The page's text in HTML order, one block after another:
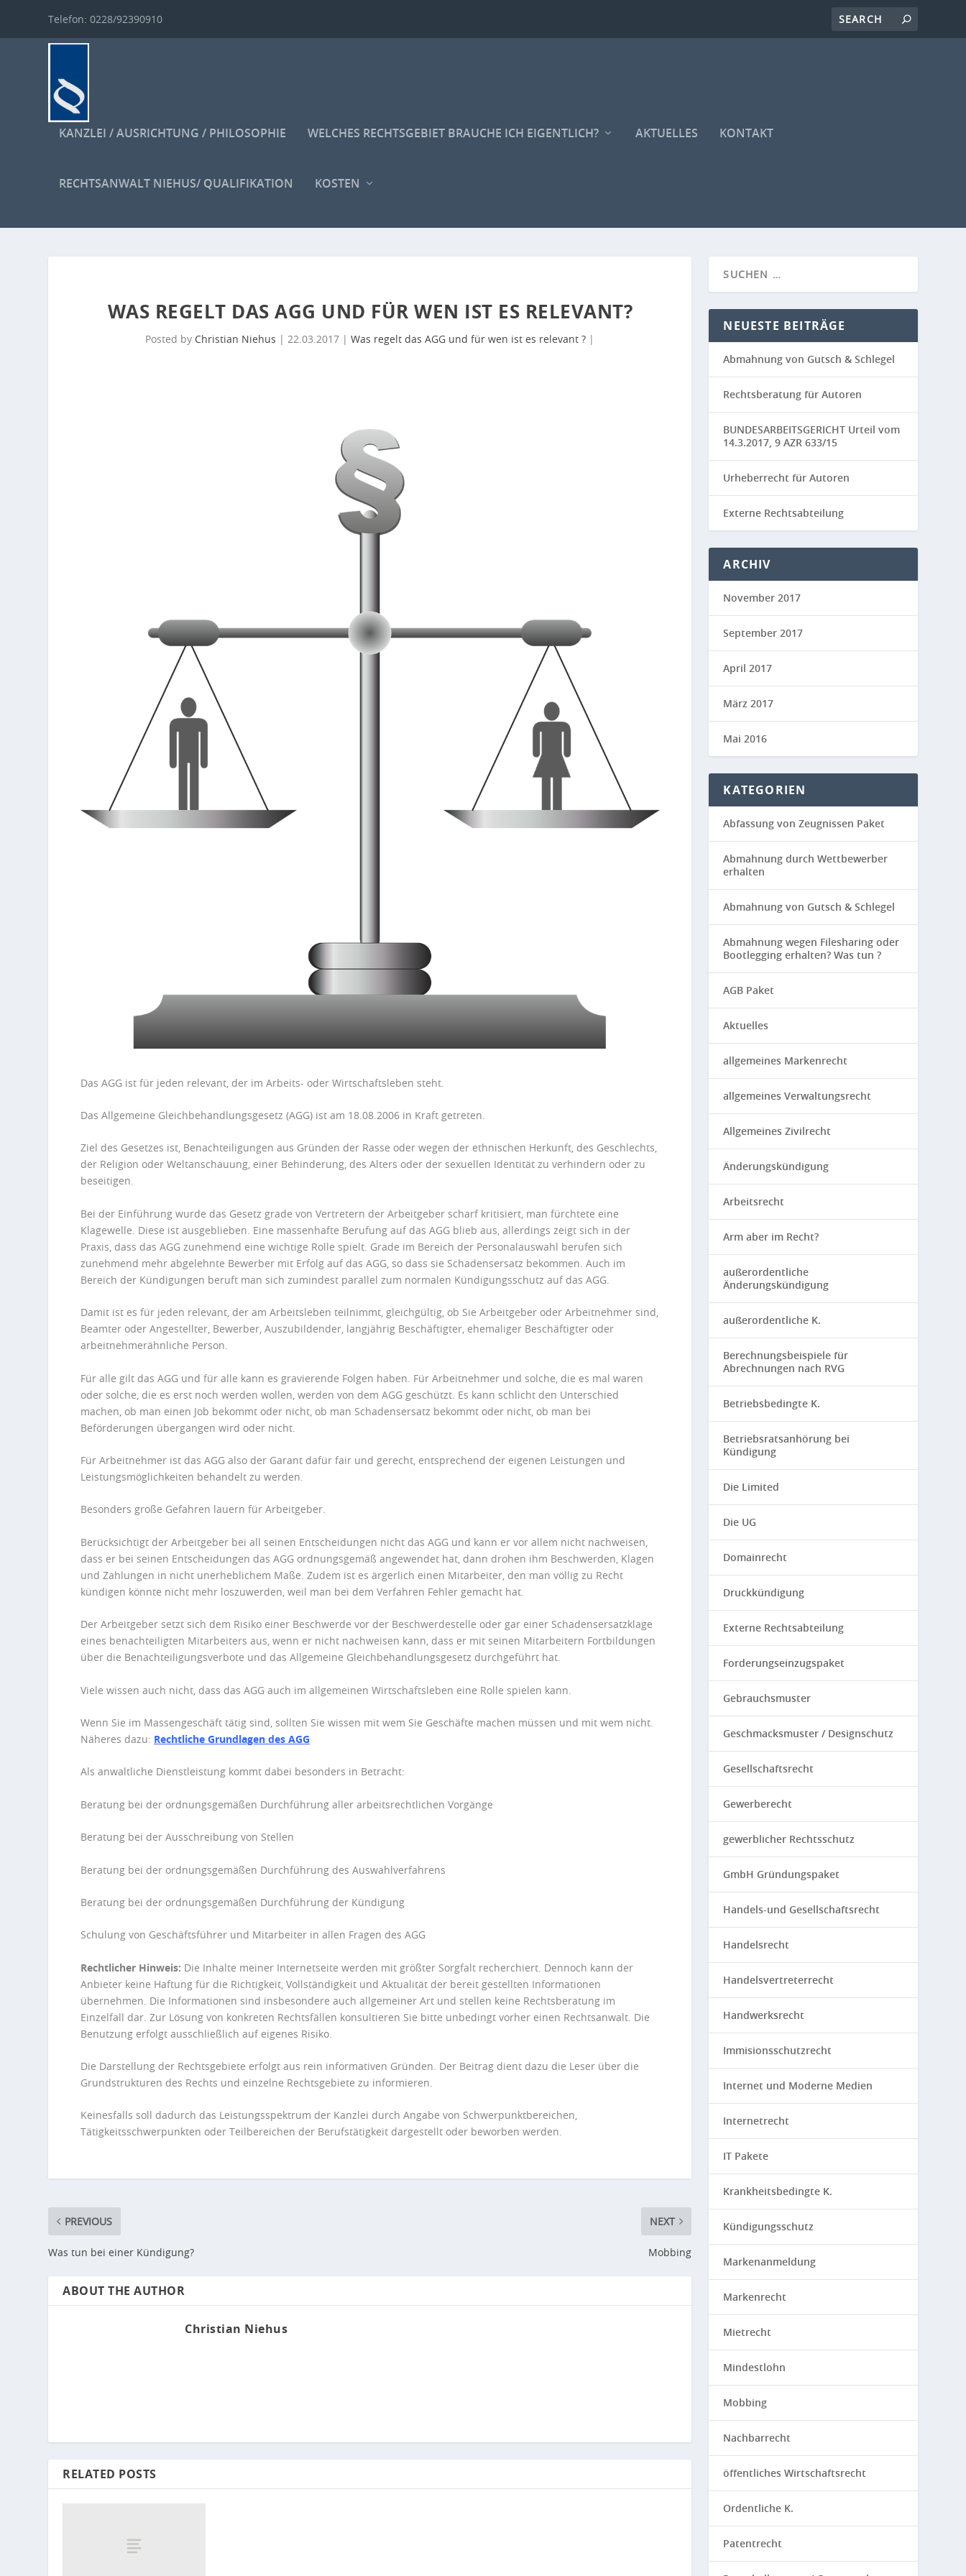
Telefon: 0228/92390910
KANZLEI / AUSRICHTUNG / PHILOSOPHIE WELCHES RECHTSGEBIET BRAUCHE ICH EIGENTLICH? AKTUELLES KONTAKT
RECHTSANWALT NIEHUS/ QUALIFIKATION KOSTEN
WAS REGELT DAS AGG UND FÜR WEN IST ES RELEVANT?
Posted by Christian Niehus |22.03.2017 |Was regelt das AGG und für wen ist es relevant ? |
Das AGG ist für jeden relevant, der im Arbeits- oder Wirtschaftsleben steht.
Das Allgemeine Gleichbehandlungsgesetz (AGG) ist am 18.08.2006 in Kraft getreten.
Ziel des Gesetzes ist, Benachteiligungen aus Gründen der Rasse oder wegen der ethnischen Herkunft, des Geschlechts,
der Religion oder Weltanschauung, einer Behinderung, des Alters oder der sexuellen Identität zu verhindern oder zu
beseitigen.
Bei der Einführung wurde das Gesetz grade von Vertretern der Arbeitgeber scharf kritisiert, man fürchtete eine
Klagewelle. Diese ist ausgeblieben. Eine massenhafte Berufung auf das AGG blieb aus, allerdings zeigt sich in der
Praxis, dass das AGG zunehmend eine wichtige Rolle spielt. Grade im Bereich der Personalauswahl berufen sich
zunehmend mehr abgelehnte Bewerber mit Erfolg auf das AGG, so dass sie Schadensersatz bekommen. Auch im
Bereich der Kündigungen beruft man sich zumindest parallel zum normalen Kündigungsschutz auf das AGG.
Damit ist es für jeden relevant, der am Arbeitsleben teilnimmt, gleichgültig, ob Sie Arbeitgeber oder Arbeitnehmer sind,
Beamter oder Angestellter, Bewerber, Auszubildender, langjährig Beschäftigter, ehemaliger Beschäftigter oder
arbeitnehmerähnliche Person.
Für alle gilt das AGG und für alle kann es gravierende Folgen haben. Für Arbeitnehmer und solche, die es mal waren
oder solche, die es erst noch werden wollen, werden von dem AGG geschützt. Es kann schlicht den Unterschied
machen, ob man einen Job bekommt oder nicht, ob man Schadensersatz bekommt oder nicht, ob man bei
Beförderungen übergangen wird oder nicht.
Für Arbeitnehmer ist das AGG also der Garant dafür fair und gerecht, entsprechend der eigenen Leistungen und
Leistungsmöglichkeiten behandelt zu werden.
Besonders große Gefahren lauern für Arbeitgeber.
Berücksichtigt der Arbeitgeber bei all seinen Entscheidungen nicht das AGG und kann er vor allem nicht nachweisen,
dass er bei seinen Entscheidungen das AGG ordnungsgemäß angewendet hat, dann drohen ihm Beschwerden, Klagen
und Zahlungen in nicht unerheblichem Maße. Zudem ist es ärgerlich einen Mitarbeiter, den man völlig zu Recht
kündigen könnte nicht mehr loszuwerden, weil man bei dem Verfahren Fehler gemacht hat.
Der Arbeitgeber setzt sich dem Risiko einer Beschwerde vor der Beschwerdestelle oder gar einer Schadensersatzklage
eines benachteiligten Mitarbeiters aus, wenn er nicht nachweisen kann, dass er mit seinen Mitarbeitern Fortbildungen
über die Benachteiligungsverbote und das Allgemeine Gleichbehandlungsgesetz durchgeführt hat.
Viele wissen auch nicht, dass das AGG auch im allgemeinen Wirtschaftsleben eine Rolle spielen kann.
Wenn Sie im Massengeschäft tätig sind, sollten Sie wissen mit wem Sie Geschäfte machen müssen und mit wem nicht.
Näheres dazu: Rechtliche Grundlagen des AGG
Als anwaltliche Dienstleistung kommt dabei besonders in Betracht:
Beratung bei der ordnungsgemäßen Durchführung aller arbeitsrechtlichen Vorgänge
Beratung bei der Ausschreibung von Stellen
Beratung bei der ordnungsgemäßen Durchführung des Auswahlverfahrens
Beratung bei der ordnungsgemäßen Durchführung der Kündigung
Schulung von Geschäftsführer und Mitarbeiter in allen Fragen des AGG
Rechtlicher Hinweis: Die Inhalte meiner Internetseite werden mit größter Sorgfalt recherchiert. Dennoch kann der
Anbieter keine Haftung für die Richtigkeit, Vollständigkeit und Aktualität der bereit gestellten Informationen
übernehmen. Die Informationen sind insbesondere auch allgemeiner Art und stellen keine Rechtsberatung im
Einzelfall dar. Zur Lösung von konkreten Rechtsfällen konsultieren Sie bitte unbedingt vorher einen Rechtsanwalt. Die
Benutzung erfolgt ausschließlich auf eigenes Risiko.
Die Darstellung der Rechtsgebiete erfolgt aus rein informativen Gründen. Der Beitrag dient dazu die Leser über die
Grundstrukturen des Rechts und einzelne Rechtsgebiete zu informieren.
Keinesfalls soll dadurch das Leistungsspektrum der Kanzlei durch Angabe von Schwerpunktbereichen,
Tätigkeitsschwerpunkten oder Teilbereichen der Berufstätigkeit dargestellt oder beworben werden.
PREVIOUS
Was tun bei einer Kündigung?
NEXT
Mobbing
ABOUT THE AUTHOR
Christian Niehus
RELATED POSTS
NEUESTE BEITRÄGE
Abmahnung von Gutsch & Schlegel
Rechtsberatung für Autoren
BUNDESARBEITSGERICHT Urteil vom
14.3.2017, 9 AZR 633/15
Urheberrecht für Autoren
Externe Rechtsabteilung
ARCHIV
November 2017
September 2017
April 2017
März 2017
Mai 2016
KATEGORIEN
Abfassung von Zeugnissen Paket
Abmahnung durch Wettbewerber
erhalten
Abmahnung von Gutsch & Schlegel
Abmahnung wegen Filesharing oder
Bootlegging erhalten? Was tun ?
AGB Paket
Aktuelles
allgemeines Markenrecht
allgemeines Verwaltungsrecht
Allgemeines Zivilrecht
Änderungskündigung
Arbeitsrecht
Arm aber im Recht?
außerordentliche
Änderungskündigung
außerordentliche K.
Berechnungsbeispiele für
Abrechnungen nach RVG
Betriebsbedingte K.
Betriebsratsanhörung bei
Kündigung
Die Limited
Die UG
Domainrecht
Druckkündigung
Externe Rechtsabteilung
Forderungseinzugspaket
Gebrauchsmuster
Geschmacksmuster / Designschutz
Gesellschaftsrecht
Gewerberecht
gewerblicher Rechtsschutz
GmbH Gründungspaket
Handels-und Gesellschaftsrecht
Handelsrecht
Handelsvertreterrecht
Handwerksrecht
Immisionsschutzrecht
Internet und Moderne Medien
Internetrecht
IT Pakete
Krankheitsbedingte K.
Kündigungsschutz
Markenanmeldung
Markenrecht
Mietrecht
Mindestlohn
Mobbing
Nachbarrecht
öffentliches Wirtschaftsrecht
Ordentliche K.
Patentrecht